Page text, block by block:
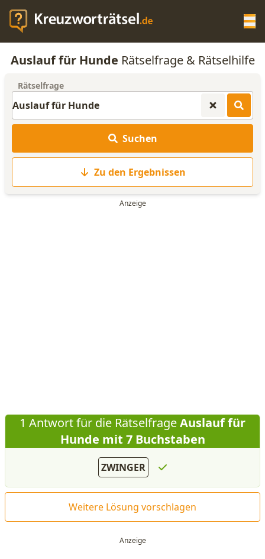
KREUZWORTRÄTSEL-HILFE
ANAGRAMM-GENERATOR
Auslauf für Hunde Rätselfrage & Rätselhilfe
Rätselfrage
Suchen
Zu den Ergebnissen
1 Antwort für die RätselfrageAuslauf für
Hunde mit 7 Buchstaben
ZWINGER
Weitere Lösung vorschlagen